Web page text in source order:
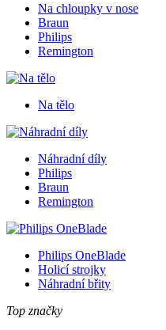
Na chloupky v nose
Braun
Philips
Remington
Na tělo
Náhradní díly
Philips
Braun
Remington
Philips OneBlade
Holicí strojky
Náhradní břity
Top značky